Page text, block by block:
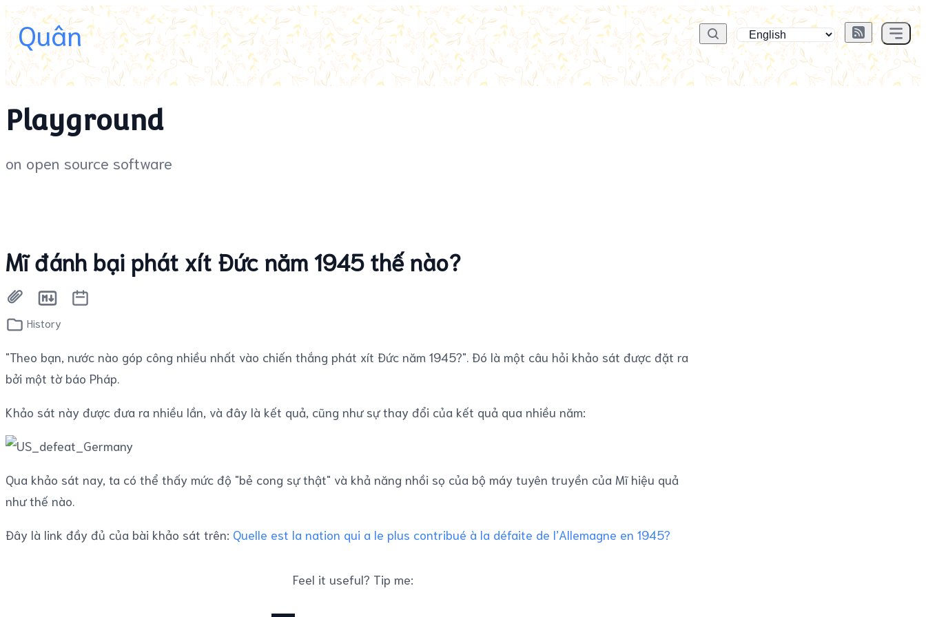
Quân
Playground
on open source software
Mĩ đánh bại phát xít Đức năm 1945 thế nào?
History
"Theo bạn, nước nào góp công nhiều nhất vào chiến thắng phát xít Đức năm 1945?". Đó là một câu hỏi khảo sát được đặt ra
bởi một tờ báo Pháp.
Khảo sát này được đưa ra nhiều lần, và đây là kết quả, cũng như sự thay đổi của kết quả qua nhiều năm:
Qua khảo sát nay, ta có thể thấy mức độ "bẻ cong sự thật" và khả năng nhồi sọ của bộ máy tuyên truyền của Mĩ hiệu quả
như thế nào.
Đây là link đầy đủ của bài khảo sát trên: Quelle est la nation qui a le plus contribué à la défaite de l’Allemagne en 1945?
Feel it useful? Tip me: